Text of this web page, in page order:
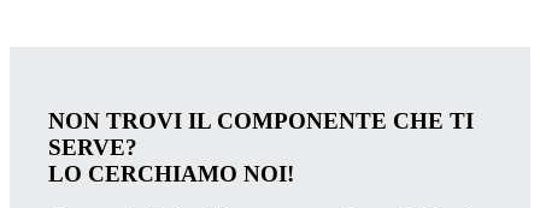
NON TROVI IL COMPONENTE CHE TI
SERVE?
LO CERCHIAMO NOI!